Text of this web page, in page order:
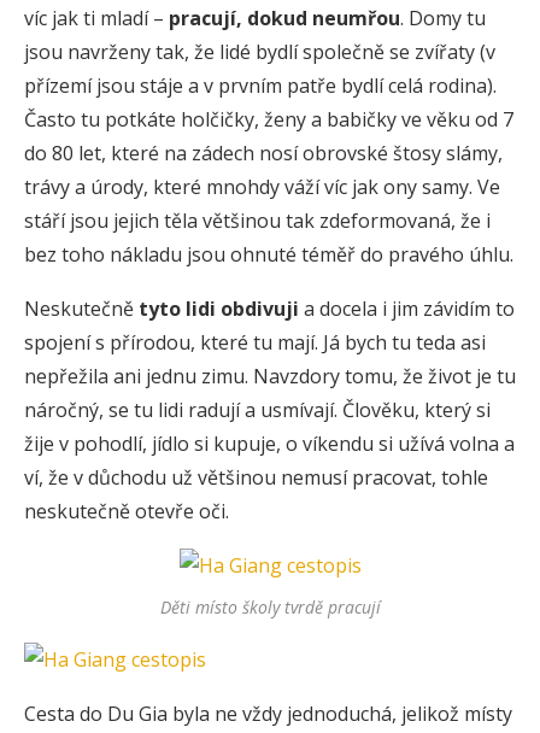
víc jak ti mladí – pracují, dokud neumřou. Domy tu
jsou navrženy tak, že lidé bydlí společně se zvířaty (v
přízemí jsou stáje a v prvním patře bydlí celá rodina).
Často tu potkáte holčičky, ženy a babičky ve věku od 7
do 80 let, které na zádech nosí obrovské štosy slámy,
trávy a úrody, které mnohdy váží víc jak ony samy. Ve
stáří jsou jejich těla většinou tak zdeformovaná, že i
bez toho nákladu jsou ohnuté téměř do pravého úhlu.
Neskutečně tyto lidi obdivuji a docela i jim závidím to
spojení s přírodou, které tu mají. Já bych tu teda asi
nepřežila ani jednu zimu. Navzdory tomu, že život je tu
náročný, se tu lidi radují a usmívají. Člověku, který si
žije v pohodlí, jídlo si kupuje, o víkendu si užívá volna a
ví, že v důchodu už většinou nemusí pracovat, tohle
neskutečně otevře oči.
Děti místo školy tvrdě pracují
Cesta do Du Gia byla ne vždy jednoduchá, jelikož místy